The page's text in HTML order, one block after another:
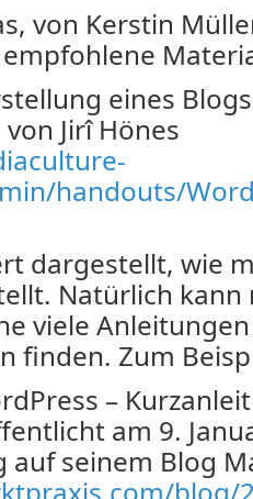
von Kerstin
eines
Jirî Hönes
handouts/
dargestellt, wie
Natürlich kann
viele
finden. Zum
–
am 9.
auf seinem Blog